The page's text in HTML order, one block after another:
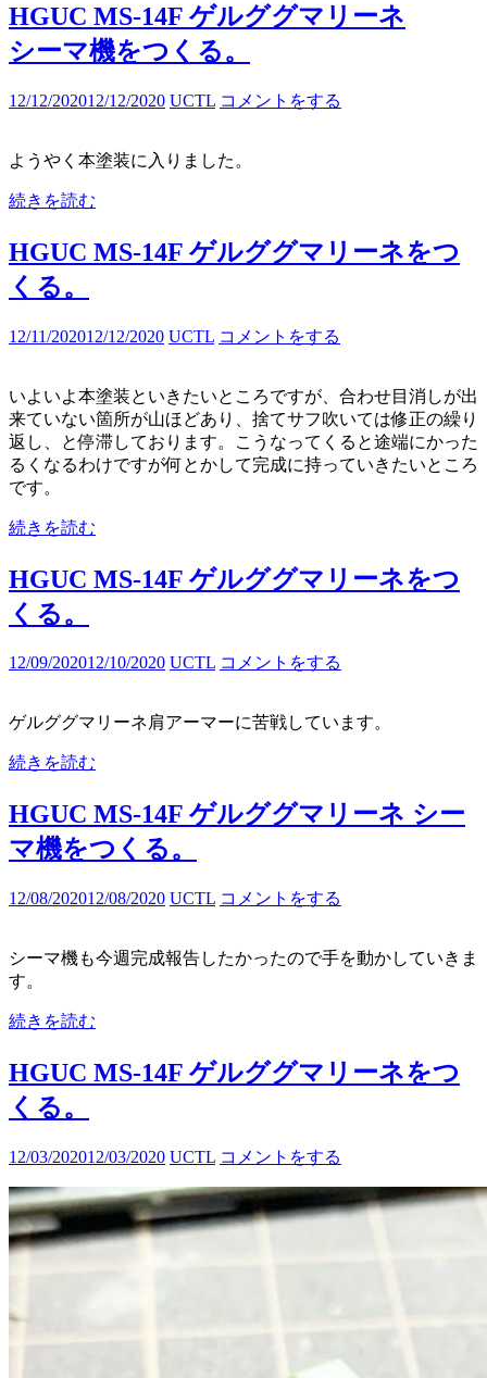
HGUC MS-14F ゲルググマリーネ
シーマ機をつくる。
12/12/202012/12/2020 UCTL コメントをする
ようやく本塗装に入りました。
続きを読む
HGUC MS-14F ゲルググマリーネをつ
くる。
12/11/202012/12/2020 UCTL コメントをする
いよいよ本塗装といきたいところですが、合わせ目消しが出
来ていない箇所が山ほどあり、捨てサフ吹いては修正の繰り
返し、と停滞しております。こうなってくると途端にかった
るくなるわけですが何とかして完成に持っていきたいところ
です。
続きを読む
HGUC MS-14F ゲルググマリーネをつ
くる。
12/09/202012/10/2020 UCTL コメントをする
ゲルググマリーネ肩アーマーに苦戦しています。
続きを読む
HGUC MS-14F ゲルググマリーネ シー
マ機をつくる。
12/08/202012/08/2020 UCTL コメントをする
シーマ機も今週完成報告したかったので手を動かしていきま
す。
続きを読む
HGUC MS-14F ゲルググマリーネをつ
くる。
12/03/202012/03/2020 UCTL コメントをする